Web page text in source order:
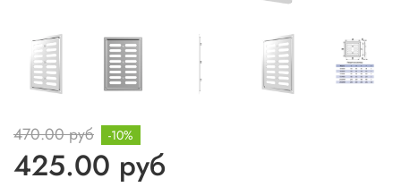
470.00 руб
425.00 руб
-10%